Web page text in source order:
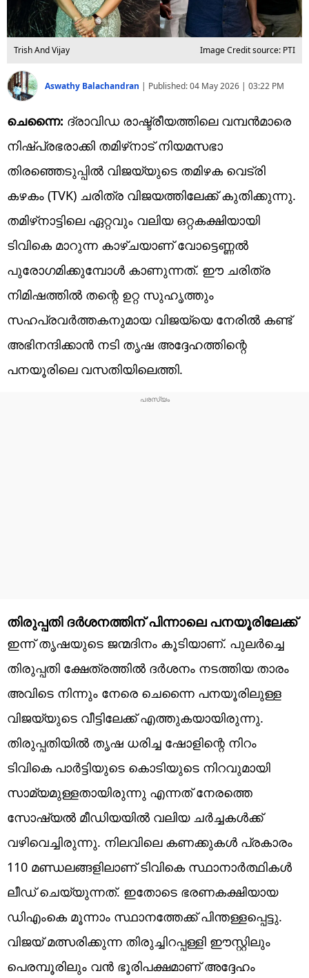
Trish And Vijay Image Credit source: PTI
Aswathy Balachandran | Published:04 May 2026 | 03:22 PM
ചെന്നൈ: ദ്രാവിഡ രാഷ്ട്രീയത്തിലെ വമ്പൻമാരെ
നിഷ്പ്രഭരാക്കി തമിഴ്‌നാട് നിയമസഭാ
തിരഞ്ഞെടുപ്പിൽ വിജയ്‌യുടെ തമിഴക വെട്രി
കഴകം (TVK) ചരിത്ര വിജയത്തിലേക്ക് കുതിക്കുന്നു.
തമിഴ്‌നാട്ടിലെ ഏറ്റവും വലിയ ഒറ്റകക്ഷിയായി
ടിവികെ മാറുന്ന കാഴ്ചയാണ് വോട്ടെണ്ണൽ
പുരോഗമിക്കുമ്പോൾ കാണുന്നത്. ഈ ചരിത്ര
നിമിഷത്തിൽ തന്റെ ഉറ്റ സുഹൃത്തും
സഹപ്രവർത്തകനുമായ വിജയ്‌യെ നേരിൽ കണ്ട്
അഭിനന്ദിക്കാൻ നടി തൃഷ അദ്ദേഹത്തിന്റെ
പനയൂരിലെ വസതിയിലെത്തി.
തിരുപ്പതി ദർശനത്തിന് പിന്നാലെ പനയൂരിലേക്ക്
ഇന്ന് തൃഷയുടെ ജന്മദിനം കൂടിയാണ്. പുലർച്ചെ
തിരുപ്പതി ക്ഷേത്രത്തിൽ ദർശനം നടത്തിയ താരം
അവിടെ നിന്നും നേരെ ചെന്നൈ പനയൂരിലുള്ള
വിജയ്‌യുടെ വീട്ടിലേക്ക് എത്തുകയായിരുന്നു.
തിരുപ്പതിയിൽ തൃഷ ധരിച്ച ഷോളിന്റെ നിറം
ടിവികെ പാർട്ടിയുടെ കൊടിയുടെ നിറവുമായി
സാമ്യമുള്ളതായിരുന്നു എന്നത് നേരത്തെ
സോഷ്യൽ മീഡിയയിൽ വലിയ ചർച്ചകൾക്ക്
വഴിവെച്ചിരുന്നു. നിലവിലെ കണക്കുകൾ പ്രകാരം
110 മണ്ഡലങ്ങളിലാണ് ടിവികെ സ്ഥാനാർത്ഥികൾ
ലീഡ് ചെയ്യുന്നത്. ഇതോടെ ഭരണകക്ഷിയായ
ഡിഎംകെ മൂന്നാം സ്ഥാനത്തേക്ക് പിന്തള്ളപ്പെട്ടു.
വിജയ് മത്സരിക്കുന്ന തിരുച്ചിറപ്പള്ളി ഈസ്റ്റിലും
പെരമ്പൂരിലും വൻ ഭൂരിപക്ഷമാണ് അദ്ദേഹം